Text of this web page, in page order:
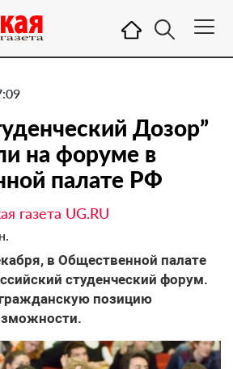
Дозор”
на форуме в
палате РФ
газета UG.RU
в Общественной палате
студенческий форум.
позицию